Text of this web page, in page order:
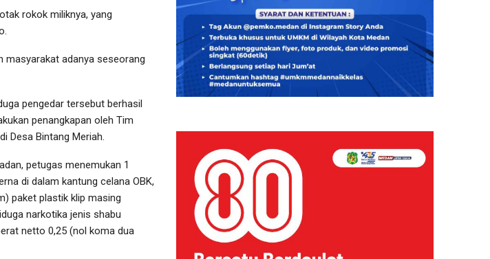
rokok miliknya, yang
masyarakat adanya seseorang
pengedar tersebut berhasil
penangkapan oleh Tim
Desa Bintang Meriah.
petugas menemukan 1
di dalam kantung celana OBK,
paket plastik klip masing
narkotika jenis shabu
netto 0,25 (nol koma dua